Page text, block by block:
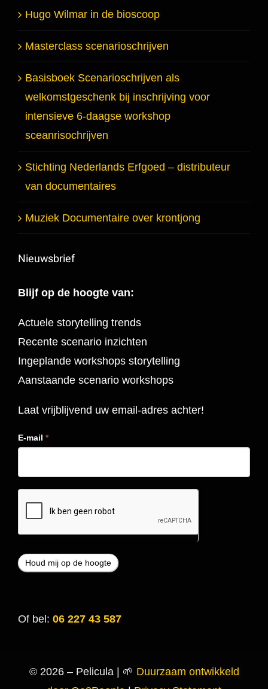
Hugo Wilmar in de bioscoop
Masterclass scenarioschrijven
Basisboek Scenarioschrijven als
welkomstgeschenk bij inschrijving voor
intensieve 6-daagse workshop
sceanrisochrijven
Stichting Nederlands Erfgoed – distributeur
van documentaires
Muziek Documentaire over krontjong
Nieuwsbrief
Blijf op de hoogte van:
Actuele storytelling trends
Recente scenario inzichten
Ingeplande workshops storytelling
Aanstaande scenario workshops
Laat vrijblijvend uw email-adres achter!
E-mail *
Of bel: 06 227 43 587
© 2026 – Pelicula | 🌱 Duurzaam ontwikkeld